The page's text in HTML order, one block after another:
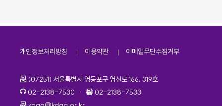
개인정보처리방침 이용약관 이메일무단수집거부
주소
(07251) 서울특별시 영등포구 영신로 166, 319호
전화번호
02-2138-7530 · 팩스번호
02-2138-7533